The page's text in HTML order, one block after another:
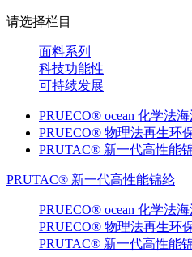
请选择栏目
面料系列
科技功能性
可持续发展
PRUECO® ocean 化学法
PRUECO® 物理法再生环
PRUTAC® 新一代高性能
PRUTAC® 新一代高性能锦纶
PRUECO® ocean 化学法
PRUECO® 物理法再生环
PRUTAC® 新一代高性能